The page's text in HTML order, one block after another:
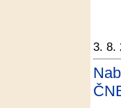
3. 8.